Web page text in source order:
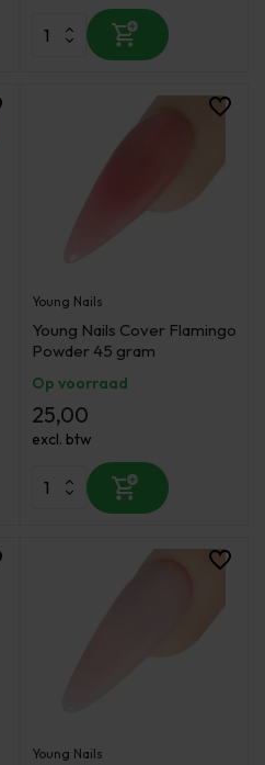
Young Nails
Young Nails Cover Flamingo
Powder 45 gram
Op voorraad
25,00
excl. btw
Young Nails